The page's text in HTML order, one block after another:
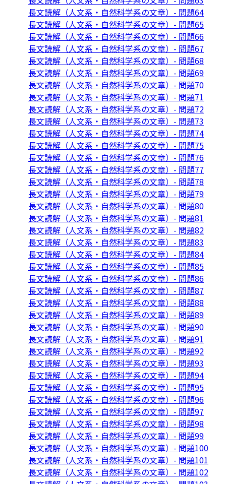
長文読解（人文系・自然科学系の文章）- 問題64
長文読解（人文系・自然科学系の文章）- 問題65
長文読解（人文系・自然科学系の文章）- 問題66
長文読解（人文系・自然科学系の文章）- 問題67
長文読解（人文系・自然科学系の文章）- 問題68
長文読解（人文系・自然科学系の文章）- 問題69
長文読解（人文系・自然科学系の文章）- 問題70
長文読解（人文系・自然科学系の文章）- 問題71
長文読解（人文系・自然科学系の文章）- 問題72
長文読解（人文系・自然科学系の文章）- 問題73
長文読解（人文系・自然科学系の文章）- 問題74
長文読解（人文系・自然科学系の文章）- 問題75
長文読解（人文系・自然科学系の文章）- 問題76
長文読解（人文系・自然科学系の文章）- 問題77
長文読解（人文系・自然科学系の文章）- 問題78
長文読解（人文系・自然科学系の文章）- 問題79
長文読解（人文系・自然科学系の文章）- 問題80
長文読解（人文系・自然科学系の文章）- 問題81
長文読解（人文系・自然科学系の文章）- 問題82
長文読解（人文系・自然科学系の文章）- 問題83
長文読解（人文系・自然科学系の文章）- 問題84
長文読解（人文系・自然科学系の文章）- 問題85
長文読解（人文系・自然科学系の文章）- 問題86
長文読解（人文系・自然科学系の文章）- 問題87
長文読解（人文系・自然科学系の文章）- 問題88
長文読解（人文系・自然科学系の文章）- 問題89
長文読解（人文系・自然科学系の文章）- 問題90
長文読解（人文系・自然科学系の文章）- 問題91
長文読解（人文系・自然科学系の文章）- 問題92
長文読解（人文系・自然科学系の文章）- 問題93
長文読解（人文系・自然科学系の文章）- 問題94
長文読解（人文系・自然科学系の文章）- 問題95
長文読解（人文系・自然科学系の文章）- 問題96
長文読解（人文系・自然科学系の文章）- 問題97
長文読解（人文系・自然科学系の文章）- 問題98
長文読解（人文系・自然科学系の文章）- 問題99
長文読解（人文系・自然科学系の文章）- 問題100
長文読解（人文系・自然科学系の文章）- 問題101
長文読解（人文系・自然科学系の文章）- 問題102